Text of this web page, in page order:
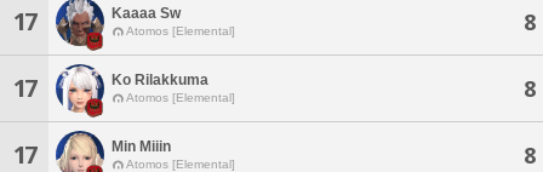
17 Kaaaa Sw
Atomos [Elemental] 8
17 Ko Rilakkuma
Atomos [Elemental] 8
17 Min Miiin
Atomos [Elemental] 8